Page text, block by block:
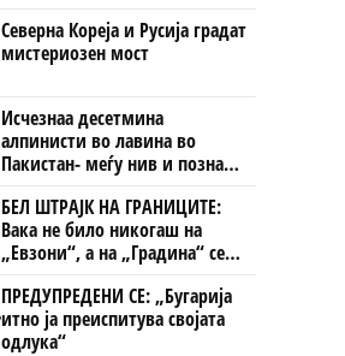
Северна Кореја и Русија градат
мистериозен мост
Исчезнаа десетмина
алпинисти во лавина во
Пакистан- меѓу нив и познат
Непалец
БЕЛ ШТРАЈК НА ГРАНИЦИТЕ:
Вака не било никогаш на
„Евзони“, а на „Градина“ се
чека и пет часа
ПРЕДУПРЕДЕНИ СЕ: „Бугарија
итно ја преиспитува својата
одлука“